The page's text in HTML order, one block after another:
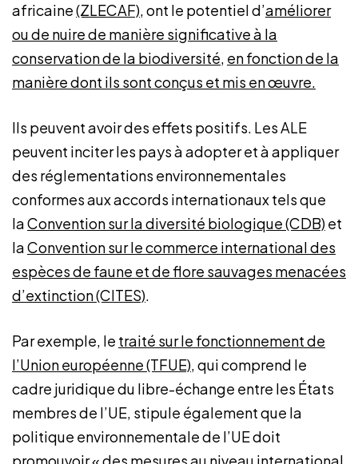
africaine(ZLECAF), ont le potentiel d’améliorer
ou de nuire de manière significative à la
conservation de la biodiversité, en fonction de la
manière dont ils sont conçus et mis en œuvre.
lIs peuvent avoir des effets positifs. Les ALE
peuvent inciter les pays à adopter et à appliquer
des réglementations environnementales
conformes aux accords internationaux tels que
laConvention sur la diversité biologique (CDB) et
laConvention sur le commerce international des
espèces de faune et de flore sauvages menacées
d’extinction (CITES).
Par exemple, le traité sur le fonctionnement de
l’Union européenne (TFUE), qui comprend le
cadre juridique du libre-échange entre les États
membres de l’UE, stipule également que la
politique environnementale de l’UE doit